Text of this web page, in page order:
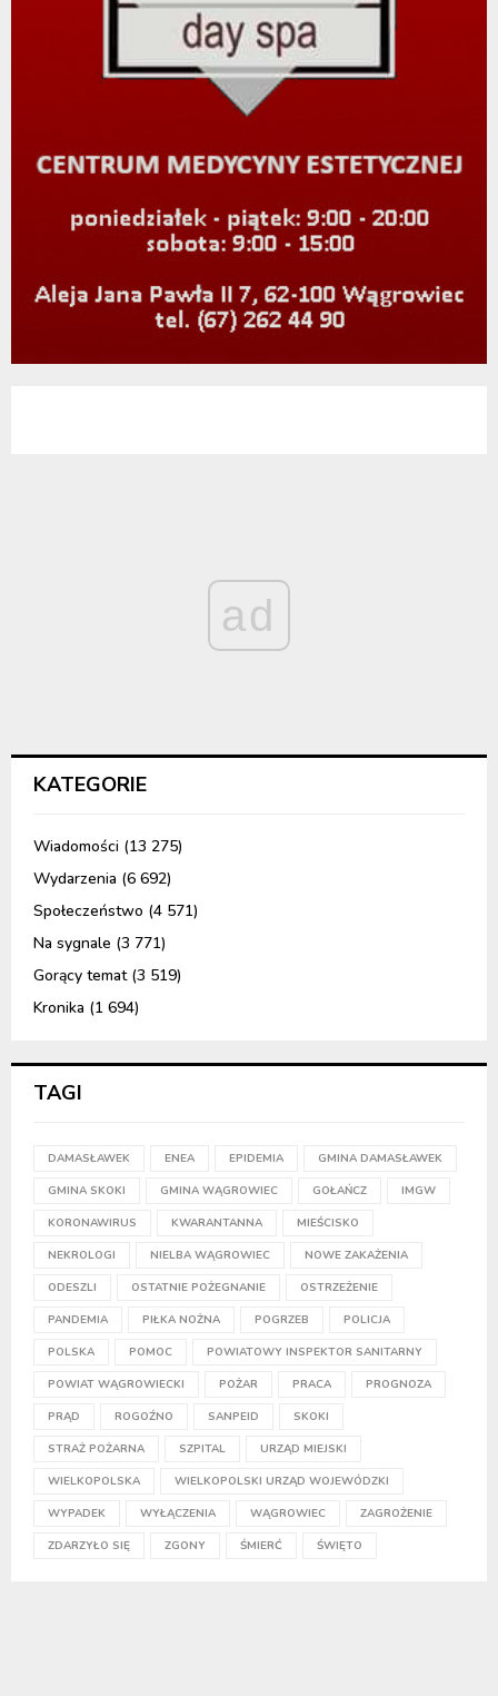
ad
KATEGORIE
Wiadomości (13 275)
Wydarzenia (6 692)
Społeczeństwo (4 571)
Na sygnale (3 771)
Gorący temat(3 519)
Kronika (1 694)
TAGI
DAMASŁAWEK ENEA EPIDEMIA GMINA DAMASŁAWEK
GMINA SKOKI GMINA WĄGROWIEC GOŁAŃCZ IMGW
KORONAWIRUS KWARANTANNA MIEŚCISKO
NEKROLOGI NIELBA WĄGROWIEC NOWE ZAKAŻENIA
ODESZLI OSTATNIE POŻEGNANIE OSTRZEŻENIE
PANDEMIA PIŁKA NOŻNA POGRZEB POLICJA
POLSKA POMOC POWIATOWY INSPEKTOR SANITARNY
POWIAT WĄGROWIECKI POŻAR PRACA PROGNOZA
PRĄD ROGOŹNO SANPEID SKOKI
STRAŻ POŻARNA SZPITAL URZĄD MIEJSKI
WIELKOPOLSKA WIELKOPOLSKI URZĄD WOJEWÓDZKI
WYPADEK WYŁĄCZENIA WĄGROWIEC ZAGROŻENIE
ZDARZYŁO SIĘ ZGONY ŚMIERĆ ŚWIĘTO